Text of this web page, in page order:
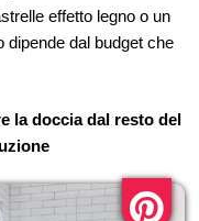
effetto legno o un
dipende dal budget che
la doccia dal resto del